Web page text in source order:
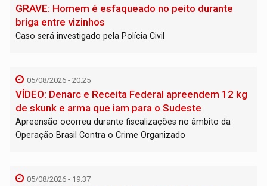
GRAVE: Homem é esfaqueado no peito durante
briga entre vizinhos
Caso será investigado pela Polícia Civil
05/08/2026 - 20:25
VÍDEO: Denarc e Receita Federal apreendem 12 kg
de skunk e arma que iam para o Sudeste
Apreensão ocorreu durante fiscalizações no âmbito da
Operação Brasil Contra o Crime Organizado
05/08/2026 - 19:37